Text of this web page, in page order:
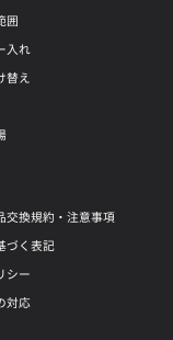
囲
入れ
替え
交換規約・注意事項
づく表記
シー
対応